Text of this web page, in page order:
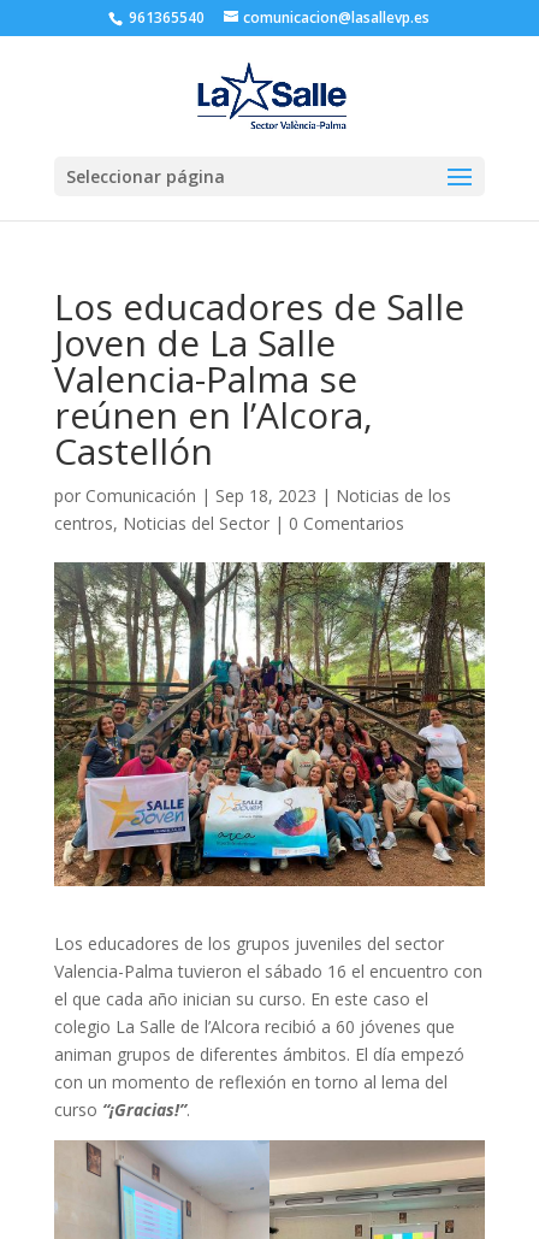
961365540 comunicacion@lasallevp.es
Seleccionar página
Los educadores de Salle
Joven de La Salle
Valencia-Palma se
reúnen en l’Alcora,
Castellón
por Comunicación | Sep 18, 2023 | Noticias de los
centros, Noticias del Sector| 0 Comentarios
Los educadores de los grupos juveniles del sector
Valencia-Palma tuvieron el sábado 16 el encuentro con
el que cada año inician su curso. En este caso el
colegio La Salle de l’Alcora recibió a 60 jóvenes que
animan grupos de diferentes ámbitos. El día empezó
con un momento de reflexión en torno al lema del
curso “¡Gracias!”.